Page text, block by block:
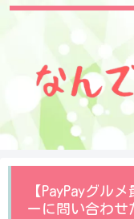
【PayPayグル
ーに問い合わせ